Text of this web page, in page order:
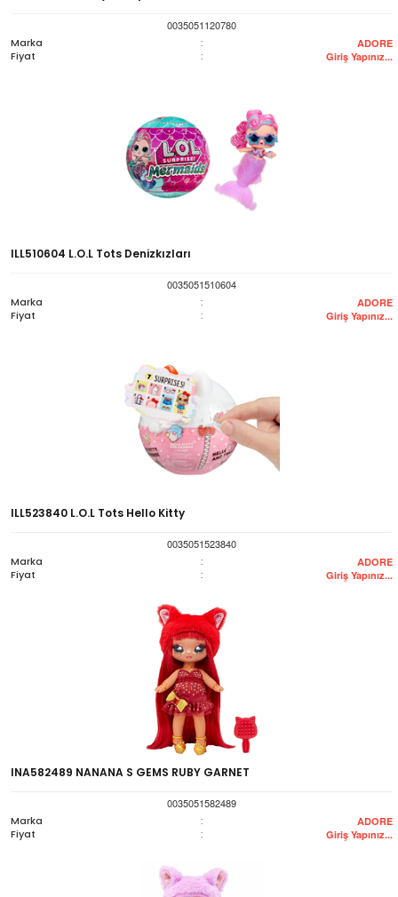
0035051120780
Marka
: ADORE
Fiyat : Giriş Yapınız...
ILL510604 L.O.L Tots Denizkızları
0035051510604
Marka
: ADORE
Fiyat : Giriş Yapınız...
ILL523840 L.O.L Tots Hello Kitty
0035051523840
Marka
: ADORE
Fiyat : Giriş Yapınız...
INA582489 NANANA S GEMS RUBY GARNET
0035051582489
Marka
: ADORE
Fiyat : Giriş Yapınız...